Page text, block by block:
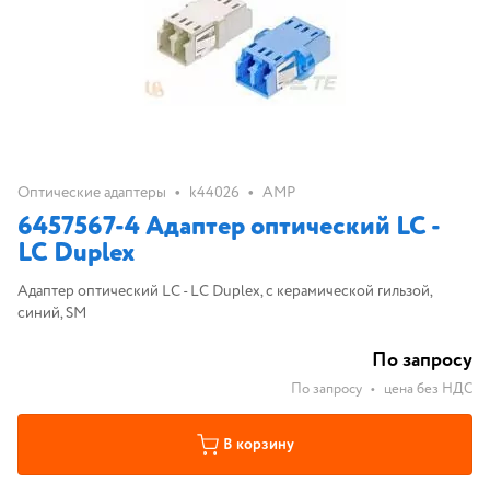
Оптические адаптеры • k44026 • AMP
6457567-4 Адаптер оптический LC -
LC Duplex
Адаптер оптический LC - LC Duplex, с керамической гильзой,
синий, SM
По запросу
По запросу • цена без НДС
В корзину